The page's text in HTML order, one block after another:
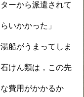
ーから派遣されて
いかかった」
船がうまってしま
けん類は，この先
費用がかかるか